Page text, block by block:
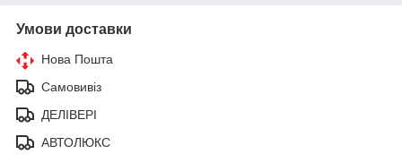
Умови доставки
Нова Пошта
Самовивіз
ДЕЛІВЕРІ
АВТОЛЮКС